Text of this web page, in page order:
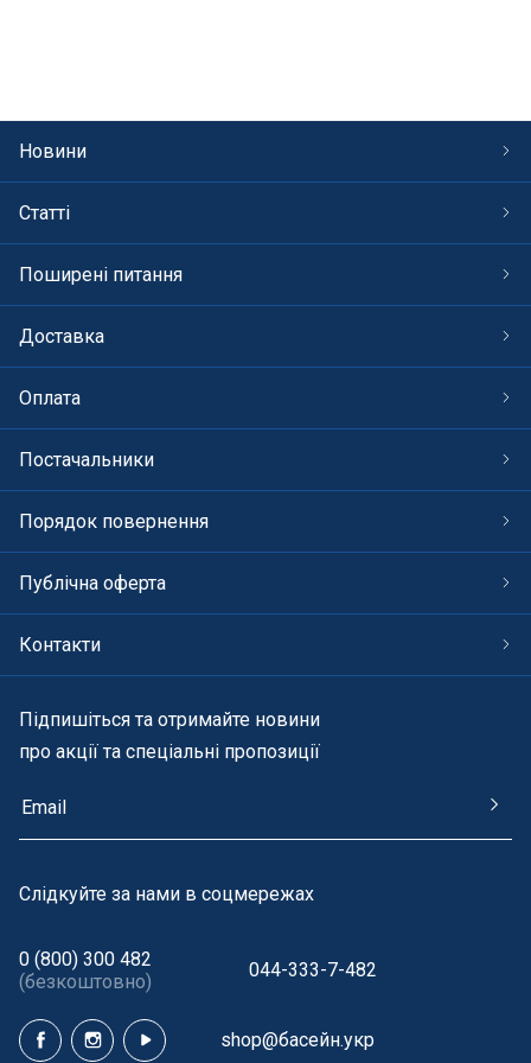
Труби і фіттінги
Корисні дрібнички
Розпродаж
Новини
Статті
Поширені питання
Доставка
Оплата
Постачальники
Порядок повернення
Публічна оферта
Контакти
Підпишіться та отримайте новини
про акції та спеціальні пропозиції
Cлідкуйте за нами в соцмережах
0 (800) 300 482
(безкоштовно)
044-333-7-482
shop@басейн.укр